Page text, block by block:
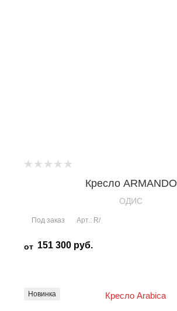
Кресло ARMANDO
OДИС
Под заказ Арт.: R/
от 151 300 руб.
Новинка